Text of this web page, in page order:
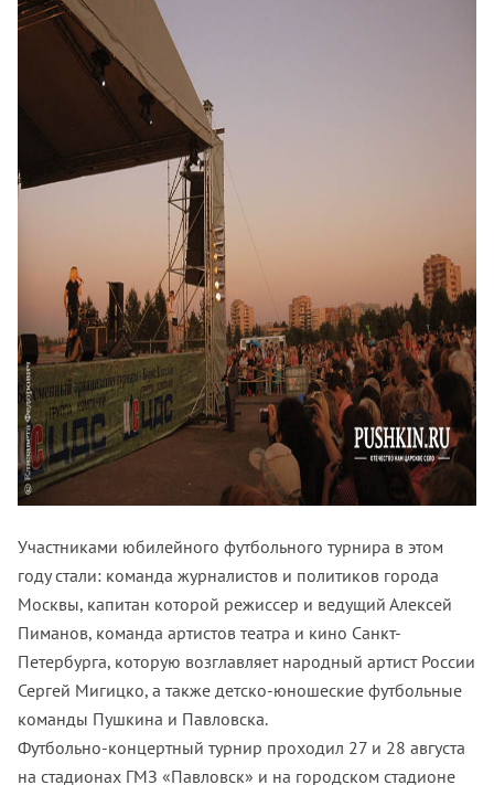
Участниками юбилейного футбольного турнира в этом
году стали: команда журналистов и политиков города
Москвы, капитан которой режиссер и ведущий Алексей
Пиманов, команда артистов театра и кино Санкт-
Петербурга, которую возглавляет народный артист России
Сергей Мигицко, а также детско-юношеские футбольные
команды Пушкина и Павловска.
Футбольно-концертный турнир проходил 27 и 28 августа
на стадионах ГМЗ «Павловск» и на городском стадионе